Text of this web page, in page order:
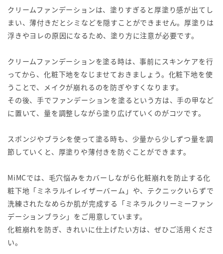
クリームファンデーションは、塗りすぎると厚塗り感が出てし
まい、薄付きだとシミなどを隠すことができません。厚塗りは
浮きやヨレの原因になるため、塗り方に注意が必要です。
クリームファンデーションを塗る時は、事前にスキンケアを行
ってから、化粧下地をなじませておきましょう。化粧下地を使
うことで、メイクが崩れるのを防ぎやすくなります。
その後、手でファンデーションを塗るという方は、手の甲など
に置いて、量を調整しながら塗り広げていくのがコツです。
スポンジやブラシを使って塗る時も、少量から少しずつ量を調
節していくと、厚塗りや薄付きを防ぐことができます。
MiMCでは、毛穴悩みをカバーしながら化粧崩れを防止する化
粧下地「ミネラルイレイザーバーム」や、テクニックいらずで
洗練されたなめらか肌が完成する「ミネラルクリーミーファン
デーションブラシ」をご用意しています。
化粧崩れを防ぎ、きれいに仕上げたい方は、ぜひご活用くださ
い。